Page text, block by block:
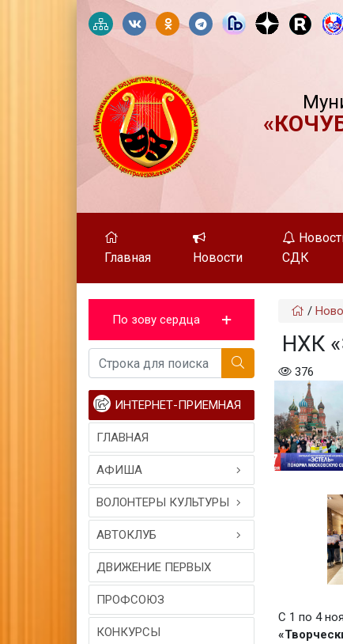
Главная Новости
СДК
По зову сердца
ИНТЕРНЕТ-ПРИЕМНАЯ
ГЛАВНАЯ
АФИША
ВОЛОНТЕРЫ КУЛЬТУРЫ
АВТОКЛУБ
ДВИЖЕНИЕ ПЕРВЫХ
ПРОФСОЮЗ
КОНКУРСЫ
/
НХК
376
С 1 по 4